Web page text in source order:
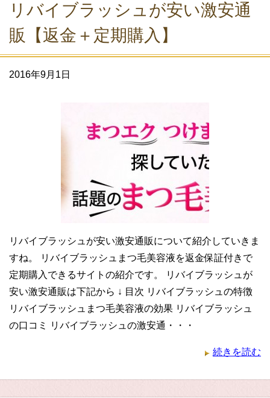
リバイブラッシュが安い激安通
販【返金＋定期購入】
2016年9月1日
リバイブラッシュが安い激安通販について紹介していきま
すね。 リバイブラッシュまつ毛美容液を返金保証付きで
定期購入できるサイトの紹介です。 リバイブラッシュが
安い激安通販は下記から ↓ 目次 リバイブラッシュの特徴
リバイブラッシュまつ毛美容液の効果 リバイブラッシュ
の口コミ リバイブラッシュの激安通・・・
続きを読む